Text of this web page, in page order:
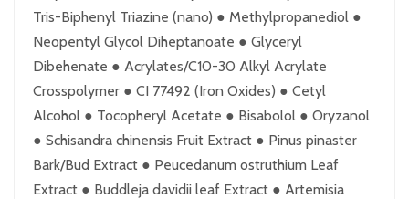
Tris-Biphenyl Triazine (nano) ● Methylpropanediol ●
Neopentyl Glycol Diheptanoate ● Glyceryl
Dibehenate ● Acrylates/C10-30 Alkyl Acrylate
Crosspolymer ● CI 77492 (Iron Oxides) ● Cetyl
Alcohol ● Tocopheryl Acetate ● Bisabolol ● Oryzanol
● Schisandra chinensis Fruit Extract ● Pinus pinaster
Bark/Bud Extract ● Peucedanum ostruthium Leaf
Extract ● Buddleja davidii leaf Extract ● Artemisia